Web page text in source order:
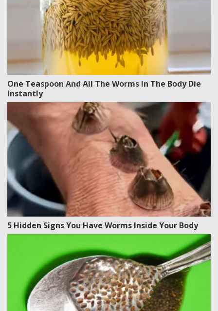
One Teaspoon And All The Worms In The Body Die
Instantly
5 Hidden Signs You Have Worms Inside Your Body